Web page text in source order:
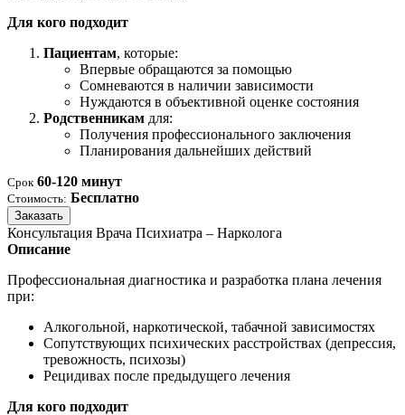
Для кого подходит
Пациентам, которые:
Впервые обращаются за помощью
Сомневаются в наличии зависимости
Нуждаются в объективной оценке состояния
Родственникам для:
Получения профессионального заключения
Планирования дальнейших действий
Срок 60-120 минут
Стоимость: Бесплатно
Заказать
Консультация Врача Психиатра – Нарколога
Описание
Профессиональная диагностика и разработка плана лечения
при:
Алкогольной, наркотической, табачной зависимостях
Сопутствующих психических расстройствах (депрессия,
тревожность, психозы)
Рецидивах после предыдущего лечения
Для кого подходит